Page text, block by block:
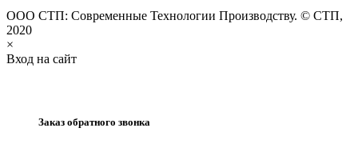
ООО СТП: Современные Технологии Производству. © СТП,
2020
×
Вход на сайт
Заказ обратного звонка